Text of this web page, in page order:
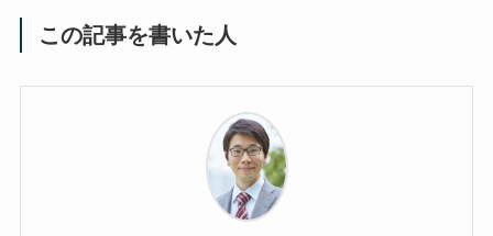
この記事を書いた人